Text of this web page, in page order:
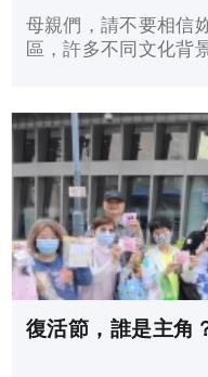
谢主，今天 有機會和
下次可以如何在街上
我介绍自己是“梁太”
綠色代表甚麼....你
e)若願意，便可以跟
曲簡單祈禱。 2）感謝籌備肢體們的又細心又有愛的清晰
準備、鼓勵和祈禱！
和友善的態度，真讓
分享好消息之美
母親們，請不要相信
區，許多不同文化背
帶...
復活節，誰是主角